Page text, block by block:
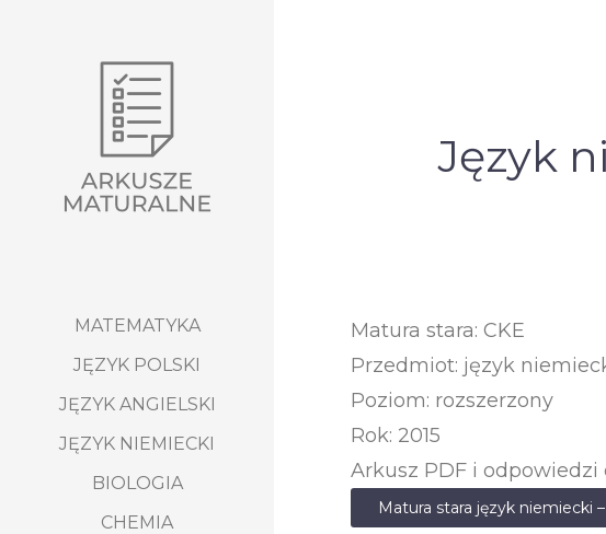
MATEMATYKA
JĘZYK POLSKI
JĘZYK ANGIELSKI
JĘZYK NIEMIECKI
BIOLOGIA
CHEMIA
Język
Matura stara: CKE
Przedmiot: język
Poziom: rozszerzony
Rok: 2015
Arkusz PDF i odpowiedzi
Matura stara język niemiecki